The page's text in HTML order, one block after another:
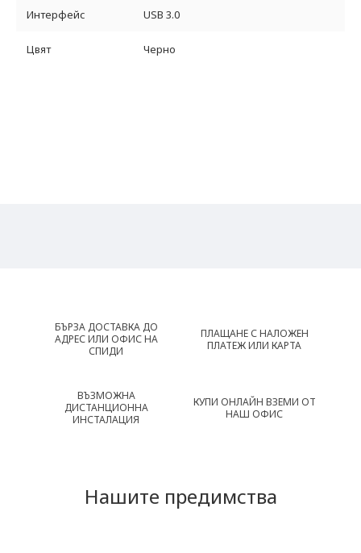
Интерфейс USB 3.0
Цвят Черно
БЪРЗА ДОСТАВКА ДО
АДРЕС ИЛИ ОФИС НА
СПИДИ
ПЛАЩАНЕ С НАЛОЖЕН
ПЛАТЕЖ ИЛИ КАРТА
ВЪЗМОЖНА
ДИСТАНЦИОННА
ИНСТАЛАЦИЯ
КУПИ ОНЛАЙН ВЗЕМИ ОТ
НАШ ОФИС
Нашите предимства